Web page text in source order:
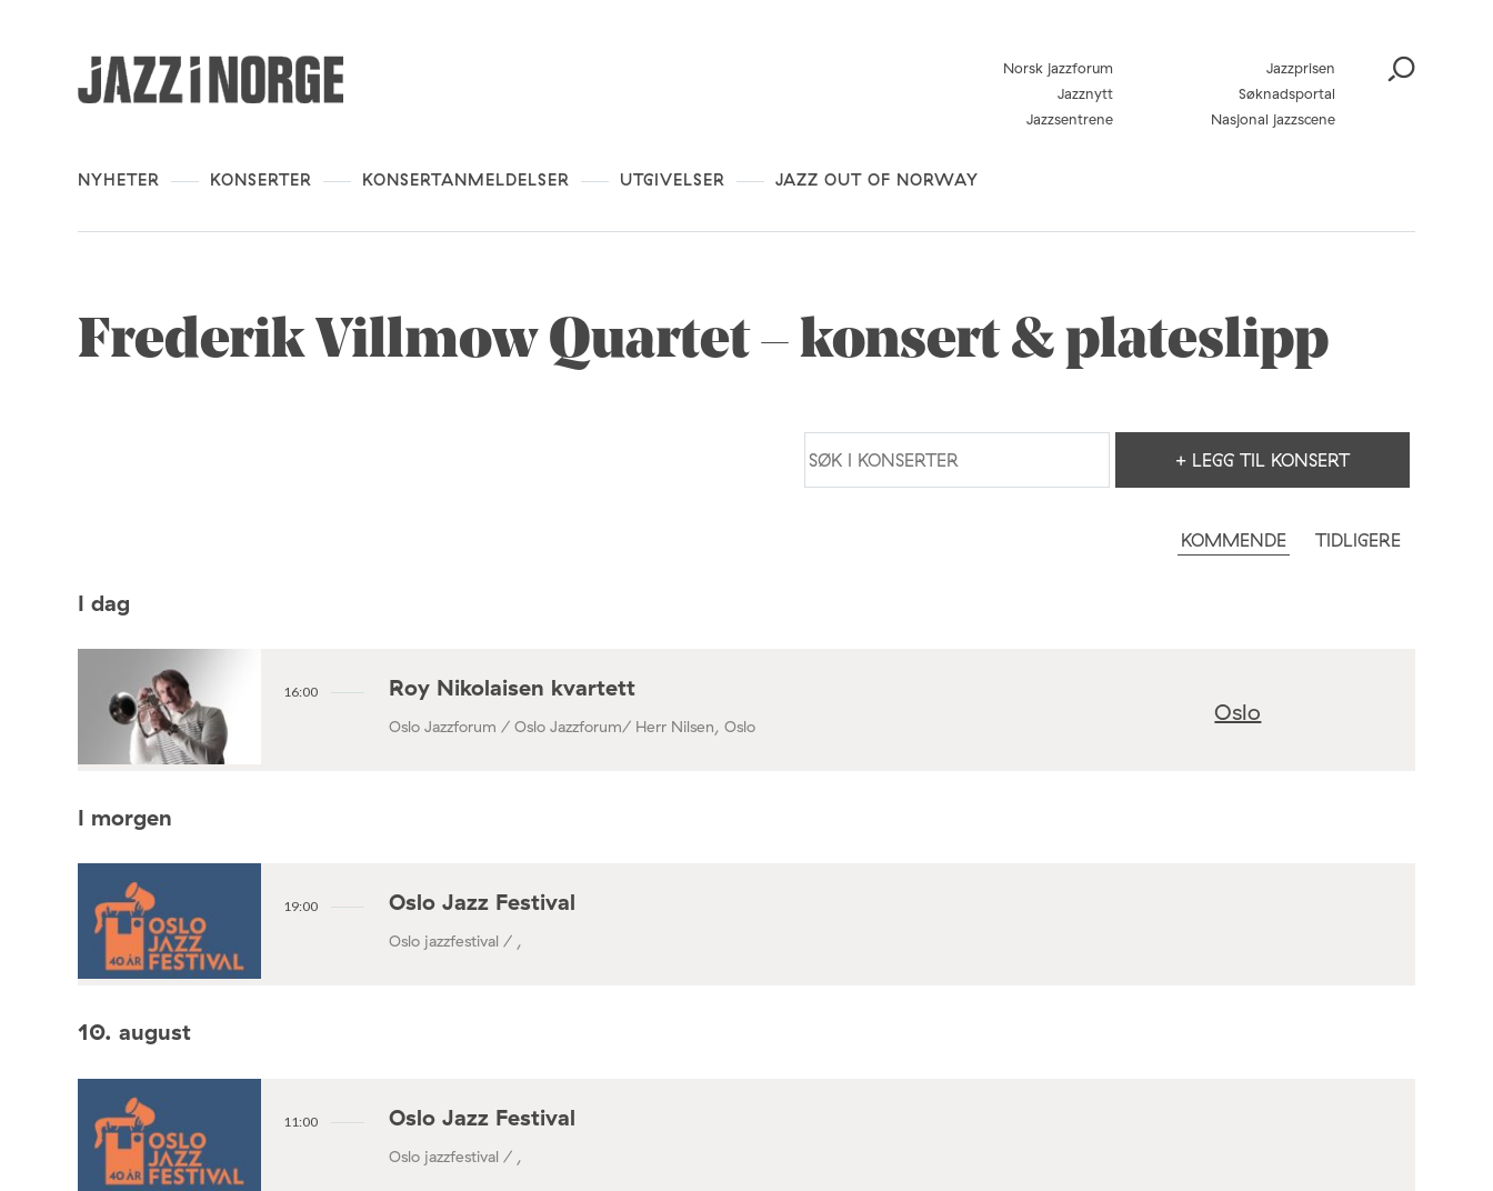
NYHETER KONSERTER KONSERTANMELDELSER UTGIVELSER JAZZ OUT OF NORWAY
Norsk jazzforum
Jazzprisen
Jazznytt
Søknadsportal
Jazzsentrene
Nasjonal jazzscene
Frederik Villmow Quartet – konsert & plateslipp
+ LEGG TIL KONSERT
KOMMENDE TIDLIGERE
I dag
16:00 Roy Nikolaisen kvartett
Oslo Jazzforum / Oslo Jazzforum/ Herr Nilsen, Oslo
Oslo
I morgen
19:00 Oslo Jazz Festival
Oslo jazzfestival / ,
10. august
11:00 Oslo Jazz Festival
Oslo jazzfestival / ,